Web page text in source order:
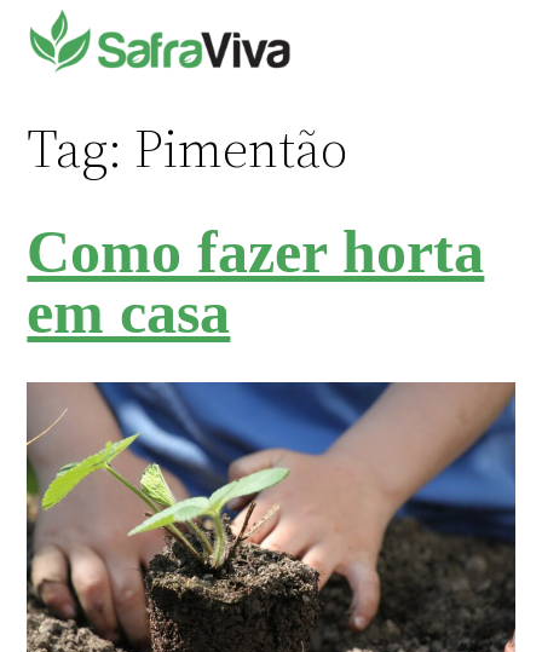
para
Tag: Pimentão
Como fazer horta
em casa